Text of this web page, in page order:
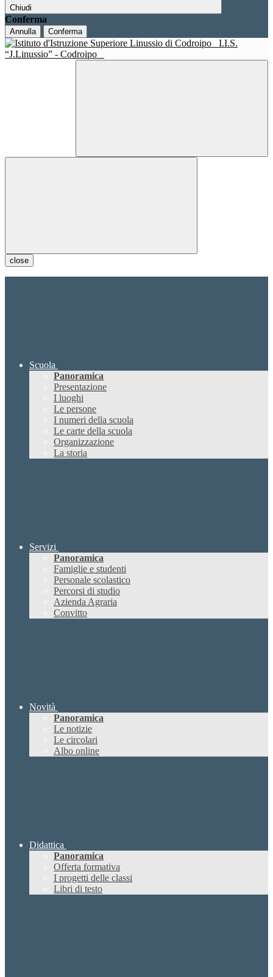
Chiudi
Conferma
Annulla Conferma
I.I.S.
“J.Linussio” - Codroipo
close
Scuola
Panoramica
Presentazione
I luoghi
Le persone
I numeri della scuola
Le carte della scuola
Organizzazione
La storia
Servizi
Panoramica
Famiglie e studenti
Personale scolastico
Percorsi di studio
Azienda Agraria
Convitto
Novità
Panoramica
Le notizie
Le circolari
Albo online
Didattica
Panoramica
Offerta formativa
I progetti delle classi
Libri di testo